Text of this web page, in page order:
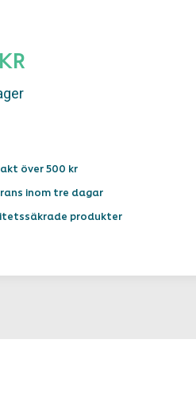
över 500 kr
inom tre dagar
produkter